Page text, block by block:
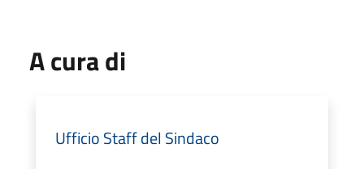
A cura di
Ufficio Staff del Sindaco